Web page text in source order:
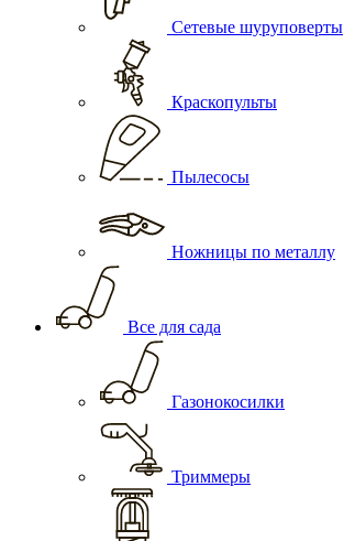
Сетевые шуруповерты
Краскопульты
Пылесосы
Ножницы по металлу
Все для сада
Газонокосилки
Триммеры